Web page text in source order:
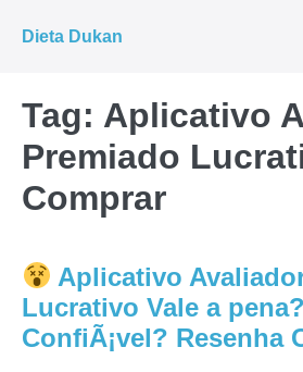
para
conteúdo
Dieta Dukan
Tag: Aplicativo
Premiado
Comprar
Aplicativo
Lucrativo Vale a
ConfiÃ¡vel? Resenha